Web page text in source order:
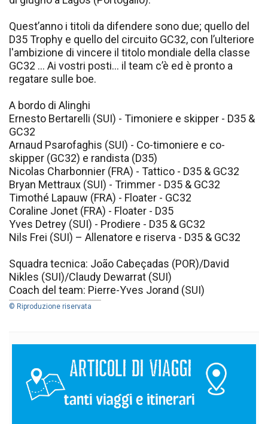
Quest’anno i titoli da difendere sono due; quello del
D35 Trophy e quello del circuito GC32, con l’ulteriore
l'ambizione di vincere il titolo mondiale della classe
GC32 ... Ai vostri posti... il team c’è ed è pronto a
regatare sulle boe.
A bordo di Alinghi
Ernesto Bertarelli (SUI) - Timoniere e skipper - D35 &
GC32
Arnaud Psarofaghis (SUI) - Co-timoniere e co-
skipper (GC32) e randista (D35)
Nicolas Charbonnier (FRA) - Tattico - D35 & GC32
Bryan Mettraux (SUI) - Trimmer - D35 & GC32
Timothé Lapauw (FRA) - Floater - GC32
Coraline Jonet (FRA) - Floater - D35
Yves Detrey (SUI) - Prodiere - D35 & GC32
Nils Frei (SUI) – Allenatore e riserva - D35 & GC32
Squadra tecnica: João Cabeçadas (POR)/David
Nikles (SUI)/Claudy Dewarrat (SUI)
Coach del team: Pierre-Yves Jorand (SUI)
© Riproduzione riservata